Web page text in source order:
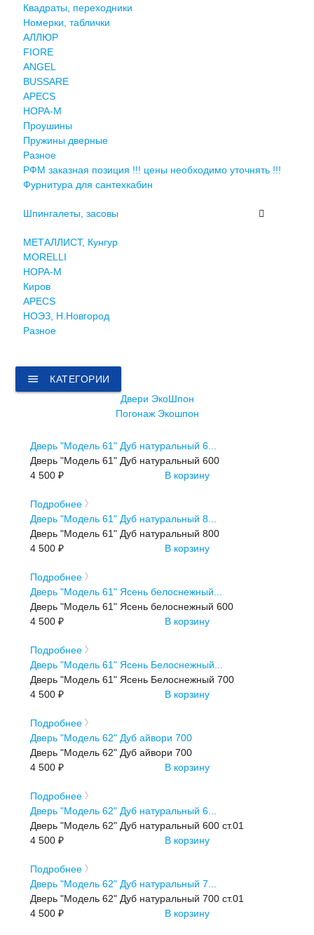
Квадраты, переходники
Номерки, таблички
АЛЛЮР
FIORE
ANGEL
BUSSARE
APECS
НОРА-М
Проушины
Пружины дверные
Разное
РФМ заказная позиция !!! цены необходимо уточнять !!!
Фурнитура для сантехкабин
Шпингалеты, засовы
МЕТАЛЛИСТ, Кунгур
MORELLI
НОРА-М
Киров
APECS
НОЭЗ, Н.Новгород
Разное
menu
КАТЕГОРИИ
Двери ЭкоШпон
Погонаж Экошпон
Дверь "Модель 61" Дуб натуральный 6...
Дверь "Модель 61" Дуб натуральный 600
4 500 ₽
В корзину
Подробнее
Дверь "Модель 61" Дуб натуральный 8...
Дверь "Модель 61" Дуб натуральный 800
4 500 ₽
В корзину
Подробнее
Дверь "Модель 61" Ясень белоснежный...
Дверь "Модель 61" Ясень белоснежный 600
4 500 ₽
В корзину
Подробнее
Дверь "Модель 61" Ясень Белоснежный...
Дверь "Модель 61" Ясень Белоснежный 700
4 500 ₽
В корзину
Подробнее
Дверь "Модель 62" Дуб айвори 700
Дверь "Модель 62" Дуб айвори 700
4 500 ₽
В корзину
Подробнее
Дверь "Модель 62" Дуб натуральный 6...
Дверь "Модель 62" Дуб натуральный 600 ст.01
4 500 ₽
В корзину
Подробнее
Дверь "Модель 62" Дуб натуральный 7...
Дверь "Модель 62" Дуб натуральный 700 ст.01
4 500 ₽
В корзину